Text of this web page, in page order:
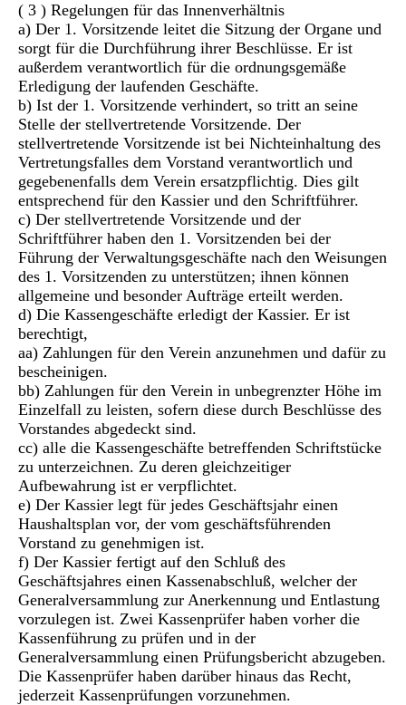
( 3 ) Regelungen für das Innenverhältnis
a) Der 1. Vorsitzende leitet die Sitzung der Organe und
sorgt für die Durchführung ihrer Beschlüsse. Er ist
außerdem verantwortlich für die ordnungsgemäße
Erledigung der laufenden Geschäfte.
b) Ist der 1. Vorsitzende verhindert, so tritt an seine
Stelle der stellvertretende Vorsitzende. Der
stellvertretende Vorsitzende ist bei Nichteinhaltung des
Vertretungsfalles dem Vorstand verantwortlich und
gegebenenfalls dem Verein ersatzpflichtig. Dies gilt
entsprechend für den Kassier und den Schriftführer.
c) Der stellvertretende Vorsitzende und der
Schriftführer haben den 1. Vorsitzenden bei der
Führung der Verwaltungsgeschäfte nach den Weisungen
des 1. Vorsitzenden zu unterstützen; ihnen können
allgemeine und besonder Aufträge erteilt werden.
d) Die Kassengeschäfte erledigt der Kassier. Er ist
berechtigt,
aa) Zahlungen für den Verein anzunehmen und dafür zu
bescheinigen.
bb) Zahlungen für den Verein in unbegrenzter Höhe im
Einzelfall zu leisten, sofern diese durch Beschlüsse des
Vorstandes abgedeckt sind.
cc) alle die Kassengeschäfte betreffenden Schriftstücke
zu unterzeichnen. Zu deren gleichzeitiger
Aufbewahrung ist er verpflichtet.
e) Der Kassier legt für jedes Geschäftsjahr einen
Haushaltsplan vor, der vom geschäftsführenden
Vorstand zu genehmigen ist.
f) Der Kassier fertigt auf den Schluß des
Geschäftsjahres einen Kassenabschluß, welcher der
Generalversammlung zur Anerkennung und Entlastung
vorzulegen ist. Zwei Kassenprüfer haben vorher die
Kassenführung zu prüfen und in der
Generalversammlung einen Prüfungsbericht abzugeben.
Die Kassenprüfer haben darüber hinaus das Recht,
jederzeit Kassenprüfungen vorzunehmen.